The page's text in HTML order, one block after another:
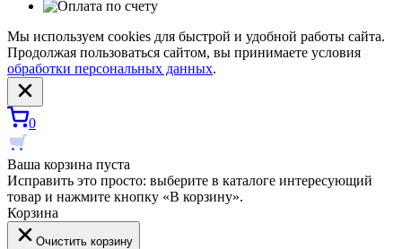
Мы используем cookies для быстрой и удобной работы сайта.
Продолжая пользоваться сайтом, вы принимаете условия
обработки персональных данных.
0
Ваша корзина пуста
Исправить это просто: выберите в каталоге интересующий
товар и нажмите кнопку «В корзину».
Корзина
Очистить корзину